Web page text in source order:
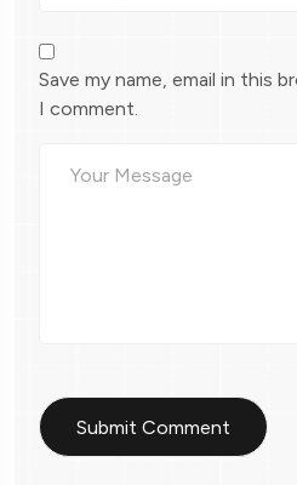
Save my name, email in this
I comment.